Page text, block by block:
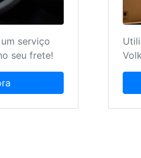
serviço
seu frete!